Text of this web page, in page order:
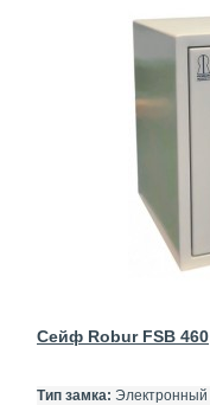
Сейф Robur FSB 460
Тип замка: Электронный